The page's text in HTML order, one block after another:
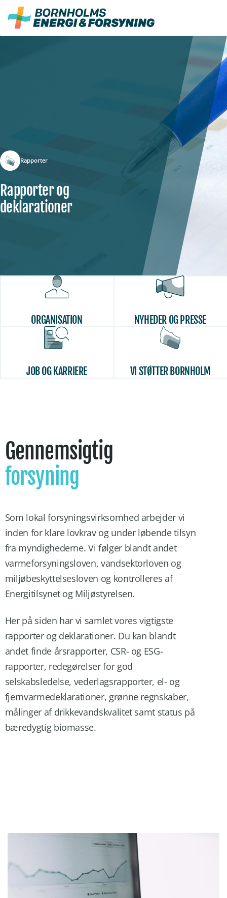
Fortsæt
indhold
Rapporter
Rapporter og
deklarationer
ORGANISATION NYHEDER OG PRESSE
JOB OG KARRIERE VI STØTTER BORNHOLM
Gennemsigtig
forsyning
Som lokal forsyningsvirksomhed arbejder vi
inden for klare lovkrav og under løbende tilsyn
fra myndighederne. Vi følger blandt andet
varmeforsyningsloven, vandsektorloven og
miljøbeskyttelsesloven og kontrolleres af
Energitilsynet og Miljøstyrelsen.
Her på siden har vi samlet vores vigtigste
rapporter og deklarationer. Du kan blandt
andet finde årsrapporter, CSR- og ESG-
rapporter, redegørelser for god
selskabsledelse, vederlagsrapporter, el- og
fjernvarmedeklarationer, grønne regnskaber,
målinger af drikkevandskvalitet samt status på
bæredygtig biomasse.